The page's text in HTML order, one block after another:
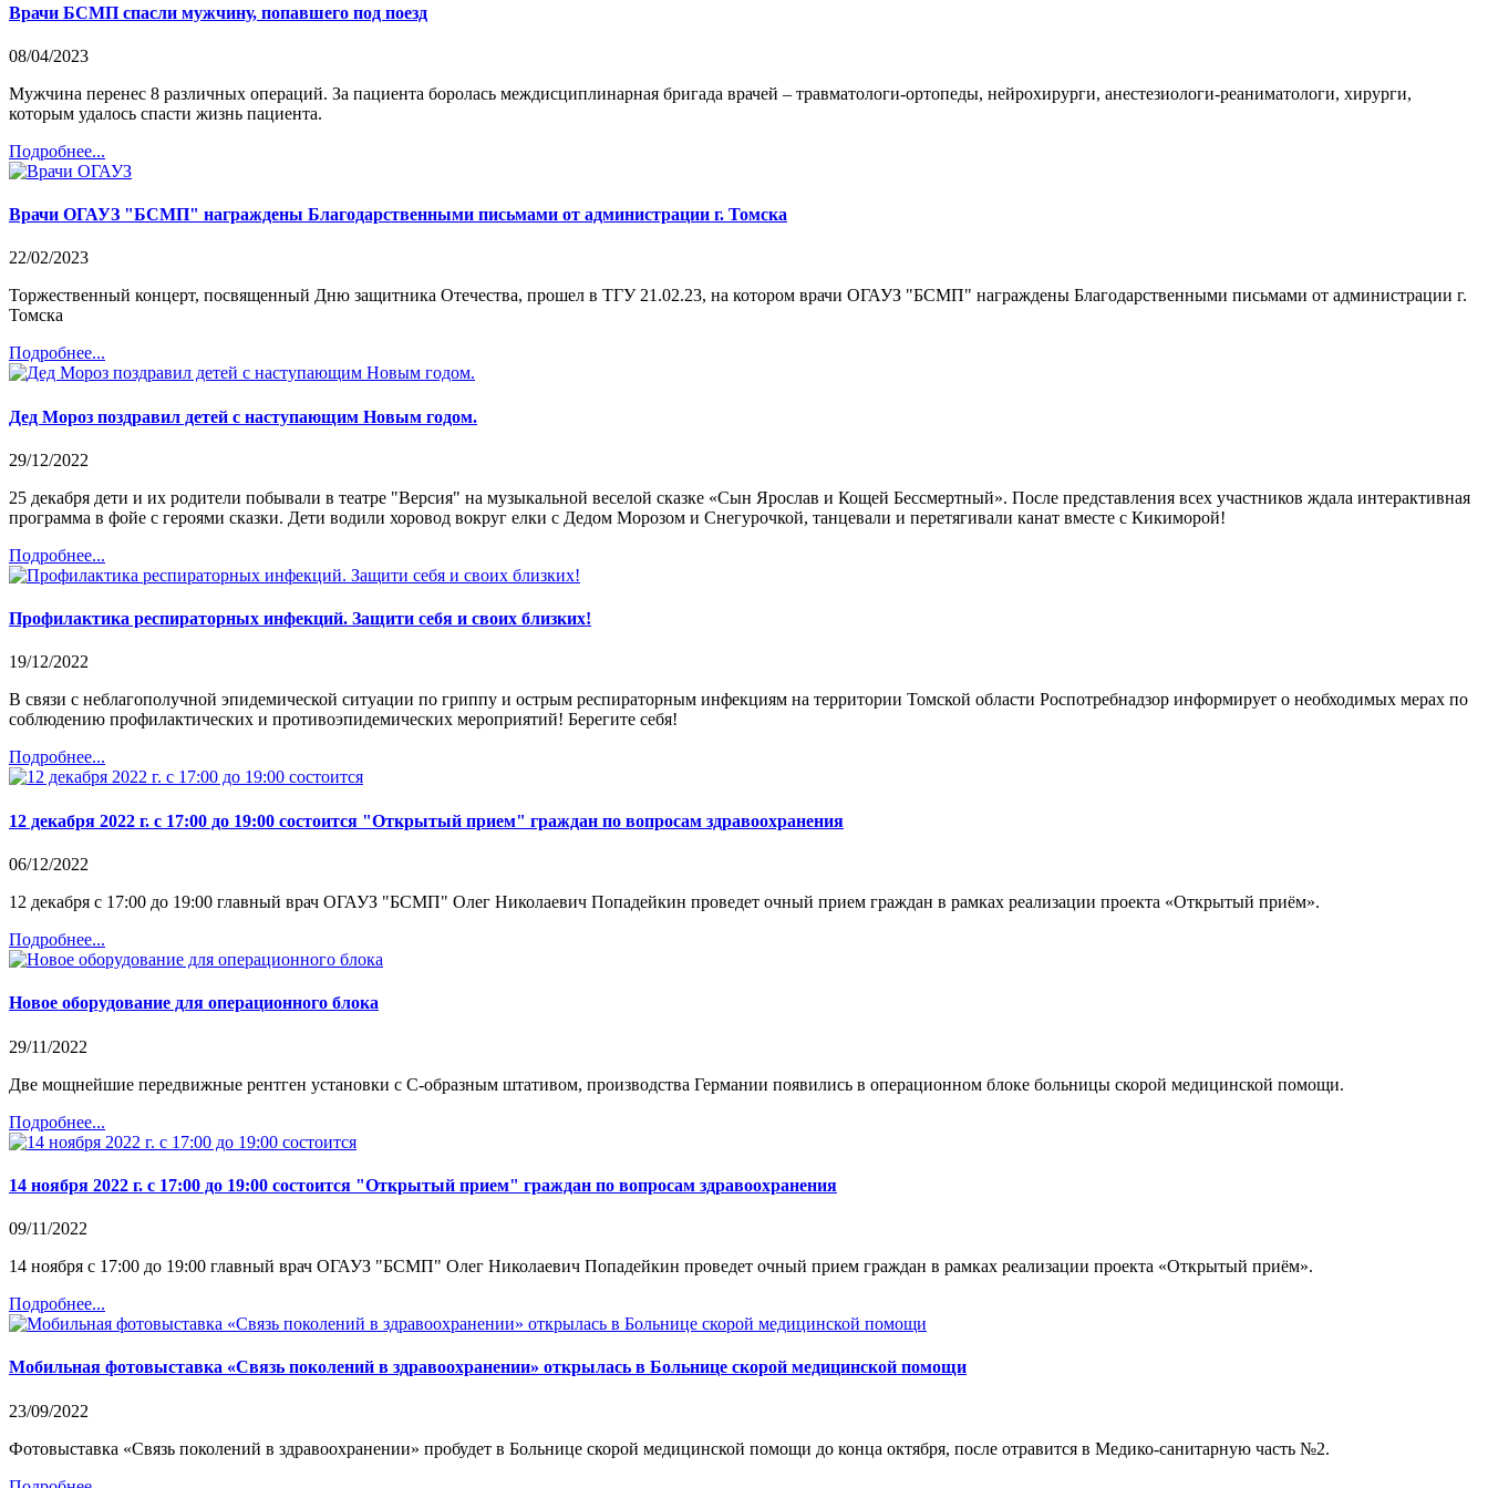
Врачи БСМП спасли мужчину, попавшего под поезд
08/04/2023
Мужчина перенес 8 различных операций. За пациента боролась междисциплинарная бригада врачей – травматологи-ортопеды, нейрохирурги, анестезиологи-реаниматологи, хирурги,
которым удалось спасти жизнь пациента.
Подробнее...
Врачи ОГАУЗ "БСМП" награждены Благодарственными письмами от администрации г. Томска
22/02/2023
Торжественный концерт, посвященный Дню защитника Отечества, прошел в ТГУ 21.02.23, на котором врачи ОГАУЗ "БСМП" награждены Благодарственными письмами от администрации г.
Томска
Подробнее...
Дед Мороз поздравил детей с наступающим Новым годом.
29/12/2022
25 декабря дети и их родители побывали в театре "Версия" на музыкальной веселой сказке «Сын Ярослав и Кощей Бессмертный». После представления всех участников ждала интерактивная
программа в фойе с героями сказки. Дети водили хоровод вокруг елки с Дедом Морозом и Снегурочкой, танцевали и перетягивали канат вместе с Кикиморой!
Подробнее...
Профилактика респираторных инфекций. Защити себя и своих близких!
19/12/2022
В связи с неблагополучной эпидемической ситуации по гриппу и острым респираторным инфекциям на территории Томской области Роспотребнадзор информирует о необходимых мерах по
соблюдению профилактических и противоэпидемических мероприятий! Берегите себя!
Подробнее...
12 декабря 2022 г. с 17:00 до 19:00 состоится "Открытый прием" граждан по вопросам здравоохранения
06/12/2022
12 декабря с 17:00 до 19:00 главный врач ОГАУЗ "БСМП" Олег Николаевич Попадейкин проведет очный прием граждан в рамках реализации проекта «Открытый приём».
Подробнее...
Новое оборудование для операционного блока
29/11/2022
Две мощнейшие передвижные рентген установки с С-образным штативом, производства Германии появились в операционном блоке больницы скорой медицинской помощи.
Подробнее...
14 ноября 2022 г. с 17:00 до 19:00 состоится "Открытый прием" граждан по вопросам здравоохранения
09/11/2022
14 ноября с 17:00 до 19:00 главный врач ОГАУЗ "БСМП" Олег Николаевич Попадейкин проведет очный прием граждан в рамках реализации проекта «Открытый приём».
Подробнее...
Мобильная фотовыставка «Связь поколений в здравоохранении» открылась в Больнице скорой медицинской помощи
23/09/2022
Фотовыставка «Связь поколений в здравоохранении» пробудет в Больнице скорой медицинской помощи до конца октября, после отравится в Медико-санитарную часть №2.